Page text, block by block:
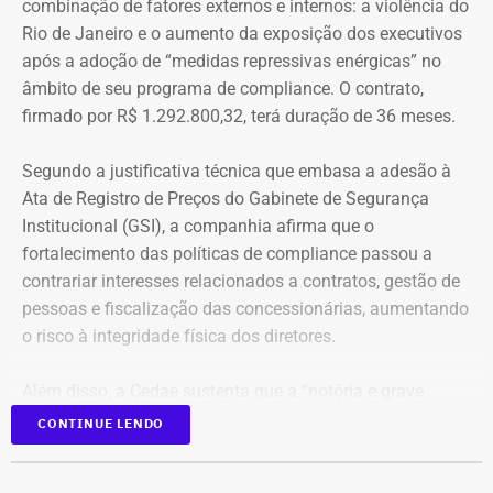
Aumento de gastos com viagens ao
exterior
Entre janeiro de 2022 e 14 de julho de 2026, a base
estadual registrou R$ 84,13 milhões em pagamentos
relacionados a diárias. Desse total, R$ 69,45 milhões
foram contabilizados como deslocamentos dentro do
país e R$ 14,68 milhões como viagens ao exterior.
O aumento dos gastos acompanha o crescimento no
número de viagens: em 2025, o governo autorizou quase
21 mil diárias, frente às cerca de 15 mil registradas no
A alta nas despesas também reflete o aumento das
missões oficiais ao exterior. Além de crescerem em
combinação de fatores externos e internos: a violência do
Rio de Janeiro e o aumento da exposição dos executivos
após a adoção de “medidas repressivas enérgicas” no
âmbito de seu programa de compliance. O contrato,
firmado por R$ 1.292.800,32, terá duração de 36 meses.
Segundo a justificativa técnica que embasa a adesão à
Ata de Registro de Preços do Gabinete de Segurança
Institucional (GSI), a companhia afirma que o
fortalecimento das políticas de compliance passou a
contrariar interesses relacionados a contratos, gestão de
pessoas e fiscalização das concessionárias, aumentando
o risco à integridade física dos diretores.
insegurança pública” no estado, especialmente no
município do Rio de Janeiro e na Baixada Fluminense,
CONTINUE LENDO